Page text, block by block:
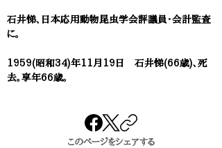
石井悌、日本応用動物昆虫学会評議員・会計監査
に。
1959(昭和34)年11月19日 石井悌(66歳)、死
去。享年66歳。
このページをシェアする